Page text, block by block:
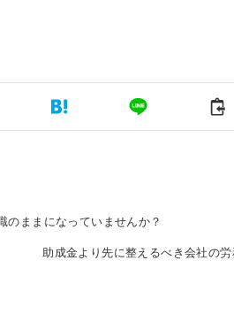
のままになっていませんか？
助成金より先に整えるべき会社の